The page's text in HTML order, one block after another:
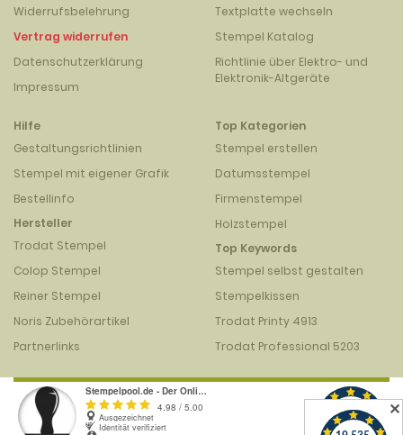
Widerrufsbelehrung
Vertrag widerrufen
Datenschutzerklärung
Impressum
Textplatte wechseln
Stempel Katalog
Richtlinie über Elektro- und
Elektronik-Altgeräte
Hilfe
Gestaltungsrichtlinien
Stempel mit eigener Grafik
Bestellinfo
Hersteller
Trodat Stempel
Colop Stempel
Reiner Stempel
Noris Zubehörartikel
Partnerlinks
Top Kategorien
Stempel erstellen
Datumsstempel
Firmenstempel
Holzstempel
Top Keywords
Stempel selbst gestalten
Stempelkissen
Trodat Printy 4913
Trodat Professional 5203
✕